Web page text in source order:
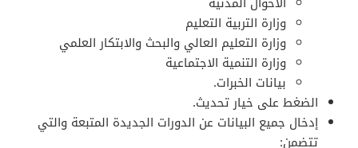
وزارة التربية التعليم
وزارة التعليم العالي والبحث والابتكار العلمي
وزارة التنمية الاجتماعية
بيانات الخبرات.
الضغط على خيار تحديث.
إدخال جميع البيانات عن الدورات الجديدة المتبعة والتي
تتضمن: